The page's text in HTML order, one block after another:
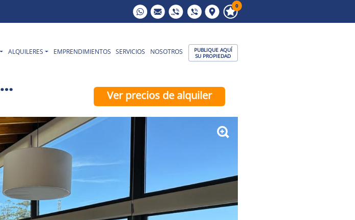
0
ALQUILERES EMPRENDIMIENTOS SERVICIOS NOSOTROS
PUBLIQUE AQUÍ
SU PROPIEDAD
Casa en La Barra, El Quijote Ver precios de alquiler